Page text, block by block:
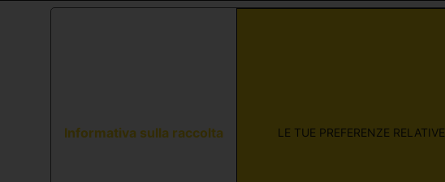
Informativa sulla raccolta LE TUE PREFERENZE